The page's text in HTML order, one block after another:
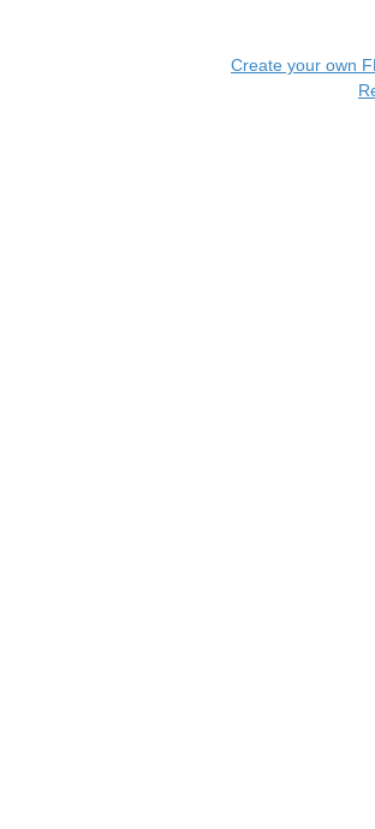
Create your own